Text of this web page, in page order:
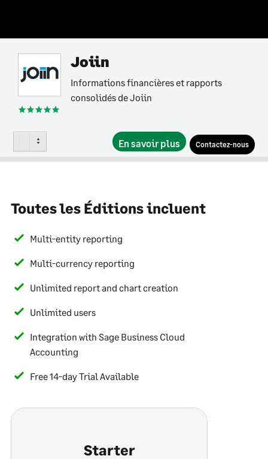
Joiin
Informations financières et rapports
consolidés de Joiin
En savoir plus Contactez-nous
Toutes les Éditions incluent
Multi-entity reporting
Multi-currency reporting
Unlimited report and chart creation
Unlimited users
Integration with Sage Business Cloud
Accounting
Free 14-day Trial Available
Starter